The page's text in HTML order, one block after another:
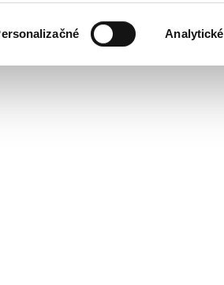
Analytické